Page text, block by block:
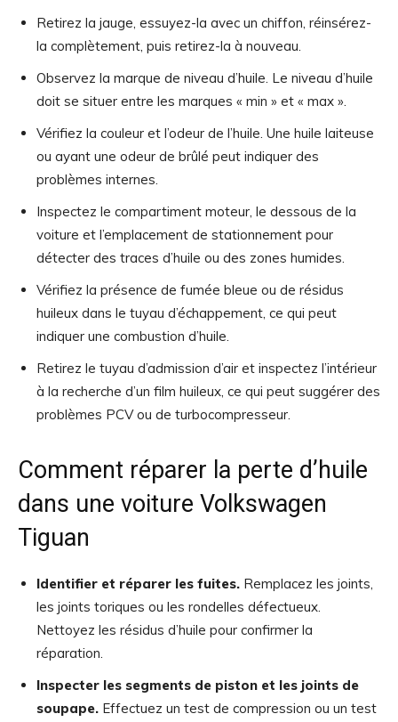
Retirez la jauge, essuyez-la avec un chiffon, réinsérez-
la complètement, puis retirez-la à nouveau.
Observez la marque de niveau d’huile. Le niveau d’huile
doit se situer entre les marques « min » et « max ».
Vérifiez la couleur et l’odeur de l’huile. Une huile laiteuse
ou ayant une odeur de brûlé peut indiquer des
problèmes internes.
Inspectez le compartiment moteur, le dessous de la
voiture et l’emplacement de stationnement pour
détecter des traces d’huile ou des zones humides.
Vérifiez la présence de fumée bleue ou de résidus
huileux dans le tuyau d’échappement, ce qui peut
indiquer une combustion d’huile.
Retirez le tuyau d’admission d’air et inspectez l’intérieur
à la recherche d’un film huileux, ce qui peut suggérer des
problèmes PCV ou de turbocompresseur.
Comment réparer la perte d’huile
dans une voiture Volkswagen
Tiguan
Identifier et réparer les fuites. Remplacez les joints,
les joints toriques ou les rondelles défectueux.
Nettoyez les résidus d’huile pour confirmer la
réparation.
Inspecter les segments de piston et les joints de
soupape. Effectuez un test de compression ou un test